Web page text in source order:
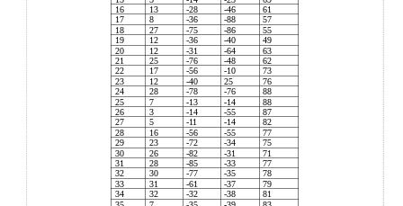
16
13 -28 -46
61
17
8 -36 -88
57
18
27 -75 -86
55
19
12 -36 -40
49
20
12 -31 -64
63
21
25 -76 -48
62
22
17 -56 -10
73
23
12 -40 25
76
24
28 -78 -76
88
25
7 -13 -14
88
26
3 -14 -55
87
27
5 -11 -14
82
28
16 -56 -55
77
29
23 -72 -34
75
30
26 -82 -31
71
31
28 -85 -33
77
32
30 -77 -35
78
33
31 -61 -37
79
34
32 -32 -38
81